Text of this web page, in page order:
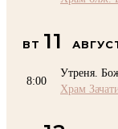
ВТ 11
8:00
Утреня.
Храм